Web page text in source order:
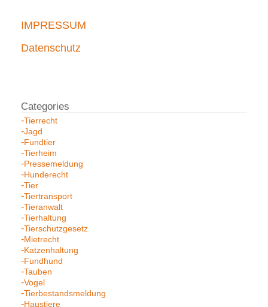
IMPRESSUM
Datenschutz
Tierrecht
Jagd
Fundtier
Tierheim
Pressemeldung
Hunderecht
Tier
Tiertransport
Tieranwalt
Tierhaltung
Tierschutzgesetz
Mietrecht
Katzenhaltung
Fundhund
Tauben
Vogel
Tierbestandsmeldung
Haustiere